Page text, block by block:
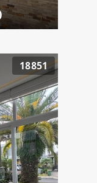
18851